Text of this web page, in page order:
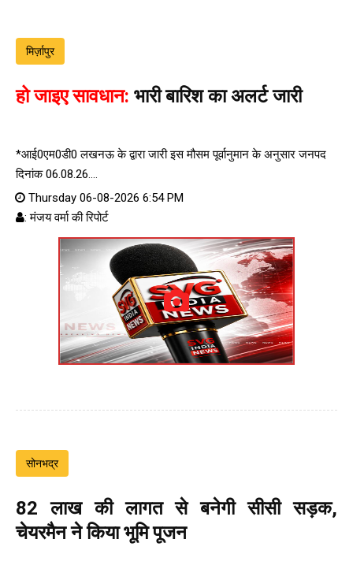
मिर्ज़ापुर
हो जाइए सावधान: भारी बारिश का अलर्ट जारी
*आई0एम0डी0 लखनऊ के द्वारा जारी इस मौसम पूर्वानुमान के अनुसार जनपद
दिनांक 06.08.26....
Thursday 06-08-2026 6:54 PM
: मंजय वर्मा की रिपोर्ट
सोनभद्र
82 लाख की लागत से बनेगी सीसी सड़क,
चेयरमैन ने किया भूमि पूजन